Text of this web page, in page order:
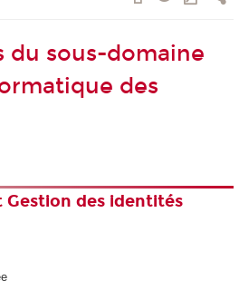
du sous-domaine
des
Gestion des identités